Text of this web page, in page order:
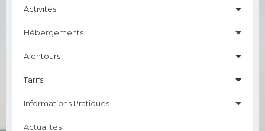
Activités
Hébergements
Alentours
Tarifs
Informations Pratiques
Actualités